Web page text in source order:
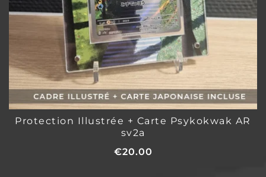
Protection Illustrée + Carte Psykokwak AR
sv2a
€20.00